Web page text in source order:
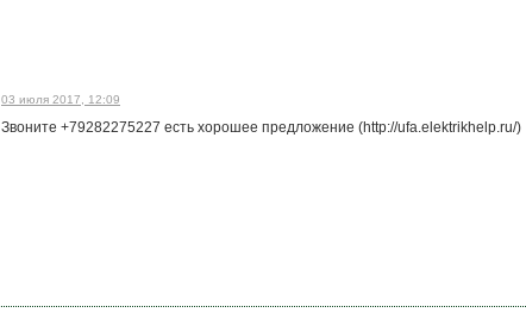
03 июля 2017, 12:09
Звоните +79282275227 есть хорошее предложение (http://ufa.elektrikhelp.ru/)